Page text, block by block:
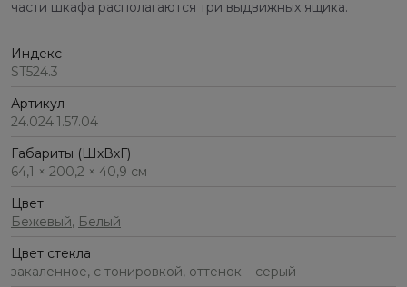
части шкафа располагаются три выдвижных ящика.
Индекс
ST524.3
Артикул
24.024.1.57.04
Габариты (ШхВхГ)
64,1 × 200,2 × 40,9 см
Цвет
Бежевый, Белый
Цвет стекла
закаленное, с тонировкой, оттенок – серый